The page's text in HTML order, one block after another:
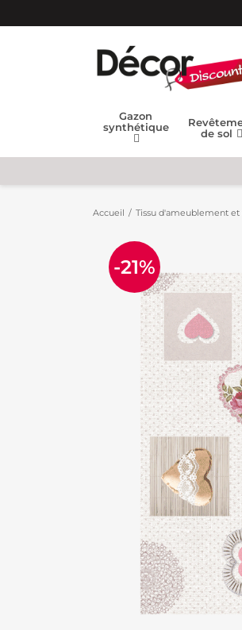
Gazon
synthétique
de sol
Accueil Tissu d'ameublement et
-21%